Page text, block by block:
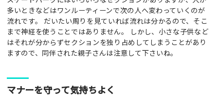
多いときなどはワンルーティーンで次の人へ変わっていくのが
流れです。 だいたい周りを見ていれば流れは分かるので、そこ
まで神経を使うことではありません。 しかし、小さな子供など
はそれが分からずセクションを独り占めしてしまうことがあり
ますので、同伴された親子さんは注意して下さいね。
マナーを守って気持ちよく